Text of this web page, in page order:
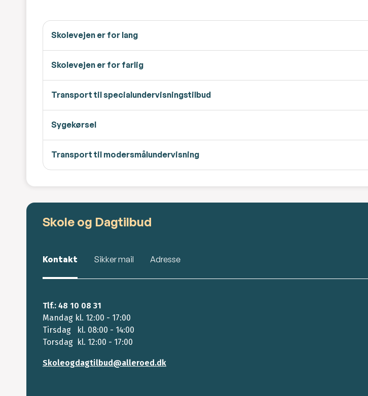
Skolevejen er for lang
Skolevejen er for farlig
Transport til specialundervisningstilbud
Sygekørsel
Transport til modersmålundervisning
Skole og Dagtilbud
Kontakt Sikker mail Adresse
Tlf.: 48 10 08 31
Mandag kl. 12:00 - 17:00
Tirsdag kl. 08:00 - 14:00
Torsdag kl. 12:00 - 17:00
Skoleogdagtilbud@alleroed.dk